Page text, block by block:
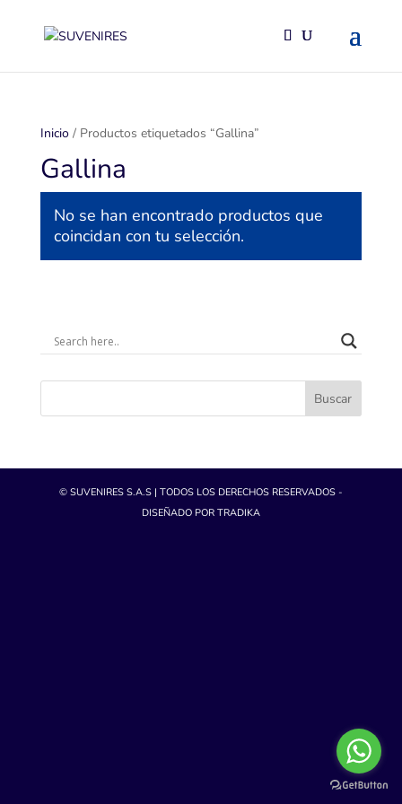
Inicio/ Productos etiquetados “Gallina”
Gallina
No se han encontrado productos que
coincidan con tu selección.
Buscar
© SUVENIRES S.A.S | TODOS LOS DERECHOS RESERVADOS -
DISEÑADO POR TRADIKA